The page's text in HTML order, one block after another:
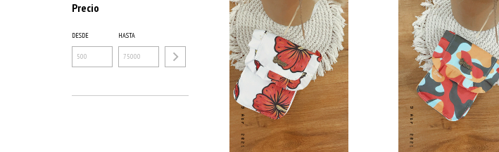
Precio
DESDE HASTA